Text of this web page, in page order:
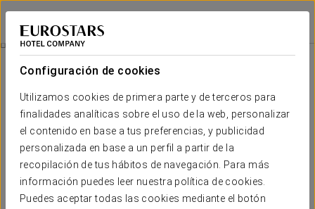
Configuración de cookies
Utilizamos cookies de primera parte y de terceros para
finalidades analíticas sobre el uso de la web, personalizar
el contenido en base a tus preferencias, y publicidad
personalizada en base a un perfil a partir de la
recopilación de tus hábitos de navegación. Para más
información puedes leer nuestra política de cookies.
Puedes aceptar todas las cookies mediante el botón
Áurea Museum
LISBOA
Acceso Spa